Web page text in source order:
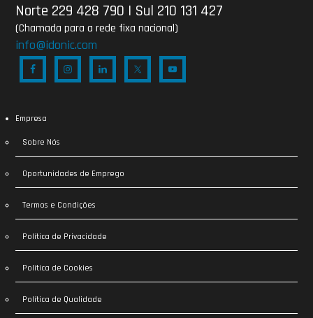
Norte 229 428 790 | Sul 210 131 427
(Chamada para a rede fixa nacional)
info@idonic.com
Empresa
Sobre Nós
Oportunidades de Emprego
Termos e Condições
Política de Privacidade
Política de Cookies
Política de Qualidade